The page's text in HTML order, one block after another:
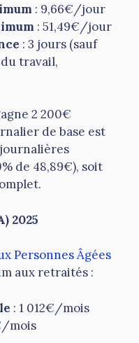
: 9,66€/jour
: 51,49€/jour
: 3 jours (sauf
travail,
2 200€
de base est
de 48,89€), soit
2025
Personnes Âgées
aux retraités :
: 1 012€/mois
mois